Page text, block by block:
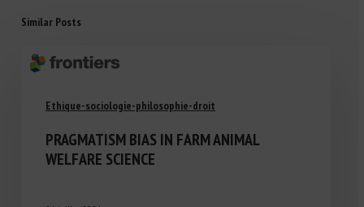
Similar Posts
Ethique-sociologie-philosophie-droit
PRAGMATISM BIAS IN FARM ANIMAL
WELFARE SCIENCE